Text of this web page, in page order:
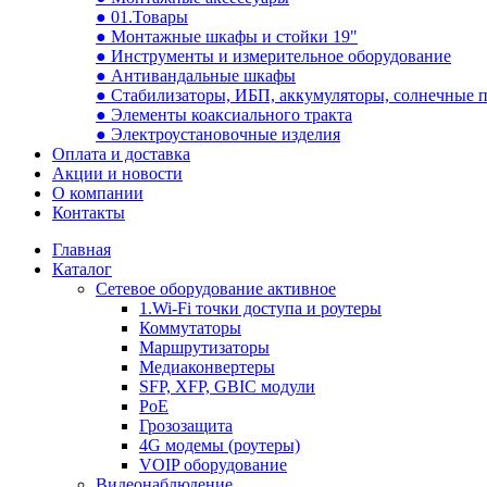
● 01.Товары
● Монтажные шкафы и стойки 19"
● Инструменты и измерительное оборудование
● Антивандальные шкафы
● Стабилизаторы, ИБП, аккумуляторы, солнечные
● Элементы коаксиального тракта
● Электроустановочные изделия
Оплата и доставка
Акции и новости
О компании
Контакты
Главная
Каталог
Сетевое оборудование активное
1.Wi-Fi точки доступа и роутеры
Коммутаторы
Маршрутизаторы
Медиаконвертеры
SFP, XFP, GBIC модули
PoE
Грозозащита
4G модемы (роутеры)
VOIP оборудование